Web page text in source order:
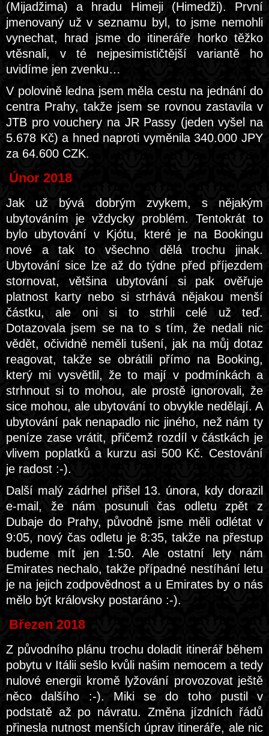
(Mijadžima) a hradu Himeji (Himedži). První
jmenovaný už v seznamu byl, to jsme nemohli
vynechat, hrad jsme do itineráře horko těžko
vtěsnali, v té nejpesimističtější variantě ho
uvidíme jen zvenku…
V polovině ledna jsem měla cestu na jednání do
centra Prahy, takže jsem se rovnou zastavila v
JTB pro vouchery na JR Passy (jeden vyšel na
5.678 Kč) a hned naproti vyměnila 340.000 JPY
za 64.600 CZK.
Únor 2018
Jak už bývá dobrým zvykem, s nějakým
ubytováním je vždycky problém. Tentokrát to
bylo ubytování v Kjótu, které je na Bookingu
nové a tak to všechno dělá trochu jinak.
Ubytování sice lze až do týdne před příjezdem
stornovat, většina ubytování si pak ověřuje
platnost karty nebo si strhává nějakou menší
částku, ale oni si to strhli celé už teď.
Dotazovala jsem se na to s tím, že nedali nic
vědět, očividně neměli tušení, jak na můj dotaz
reagovat, takže se obrátili přímo na Booking,
který mi vysvětlil, že to mají v podmínkách a
strhnout si to mohou, ale prostě ignorovali, že
sice mohou, ale ubytování to obvykle nedělají. A
ubytování pak nenapadlo nic jiného, než nám ty
peníze zase vrátit, přičemž rozdíl v částkách je
vlivem poplatků a kurzu asi 500 Kč. Cestování
je radost :-).
Další malý zádrhel přišel 13. února, kdy dorazil
e-mail, že nám posunuli čas odletu zpět z
Dubaje do Prahy, původně jsme měli odlétat v
9:05, nový čas odletu je 8:35, takže na přestup
budeme mít jen 1:50. Ale ostatní lety nám
Emirates nechalo, takže případné nestíhání letu
je na jejich zodpovědnost a u Emirates by o nás
mělo být královsky postaráno :-).
Březen 2018
Z původního plánu trochu doladit itinerář během
pobytu v Itálii sešlo kvůli našim nemocem a tedy
nulové energii kromě lyžování provozovat ještě
něco dalšího :-). Miki se do toho pustil v
podstatě až po návratu. Změna jízdních řádů
přinesla nutnost menších úprav itineráře, ale nic